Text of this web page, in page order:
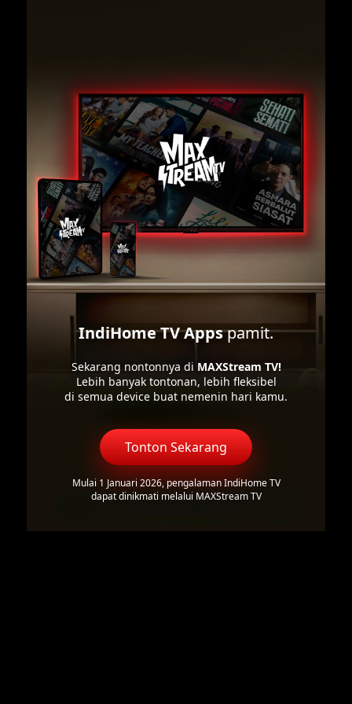
IndiHome TV Appspamit.
Sekarang nontonnya di MAXStream TV!
Lebih banyak tontonan, lebih fleksibel
di semua device buat nemenin hari kamu.
Tonton Sekarang
Mulai 1 Januari 2026, pengalaman IndiHome TV
dapat dinikmati melalui MAXStream TV